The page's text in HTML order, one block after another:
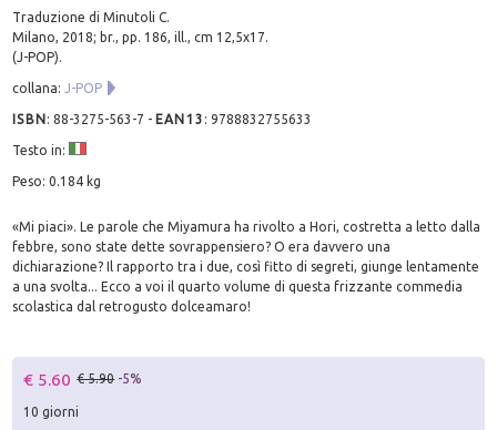
Traduzione di Minutoli C.
Milano, 2018; br., pp. 186, ill., cm 12,5x17.
(J-POP).
collana:J-POP
ISBN:88-3275-563-7 - EAN13 :9788832755633
Testo in:
Peso: 0.184 kg
«Mi piaci». Le parole che Miyamura ha rivolto a Hori, costretta a letto dalla
febbre, sono state dette sovrappensiero? O era davvero una
dichiarazione? Il rapporto tra i due, così fitto di segreti, giunge lentamente
a una svolta... Ecco a voi il quarto volume di questa frizzante commedia
scolastica dal retrogusto dolceamaro!
€ 5.60 € 5.90 -5%
10 giorni